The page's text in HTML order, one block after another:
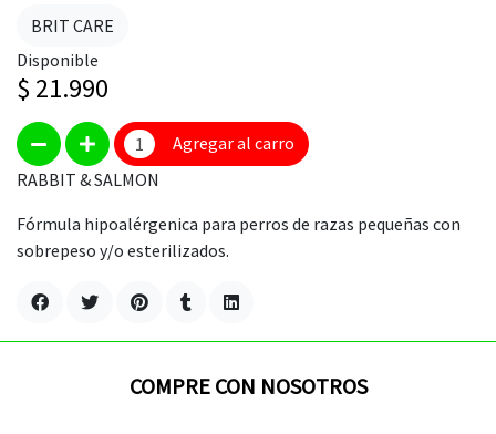
BRIT CARE
Disponible
$ 21.990
Agregar al carro
RABBIT & SALMON
Fórmula hipoalérgenica para perros de razas pequeñas con
sobrepeso y/o esterilizados.
COMPRE CON NOSOTROS